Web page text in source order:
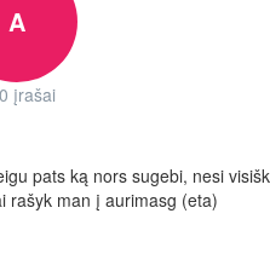
A
įrašai
pats ką nors sugebi, nesi
rašyk man į aurimasg (eta)